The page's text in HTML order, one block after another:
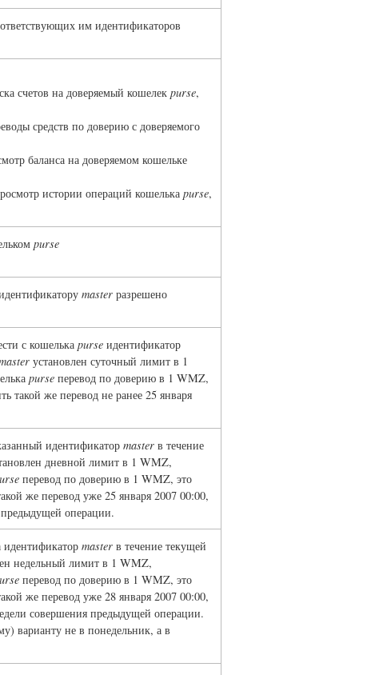
им идентификаторов
счетов на доверяемый кошелек purse,
средств по доверию с доверяемого
баланса на доверяемом кошельке
истории операций кошелька purse,
purse
master разрешено
с кошелька purse идентификатор
установлен суточный лимит в 1
purse перевод по доверию в 1 WMZ,
такой же перевод не ранее 25 января
идентификатор master в течение
дневной лимит в 1 WMZ,
перевод по доверию в 1 WMZ, это
же перевод уже 25 января 2007 00:00,
операции.
идентификатор master в течение текущей
недельный лимит в 1 WMZ,
перевод по доверию в 1 WMZ, это
же перевод уже 28 января 2007 00:00,
совершения предыдущей операции.
варианту не в понедельник, а в